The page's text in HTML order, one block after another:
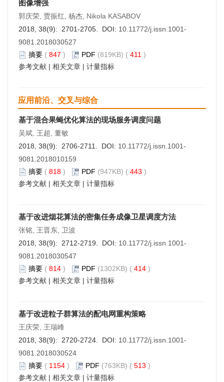
图像增强
郭庆荣, 贾振红, 杨杰, Nikola KASABOV
2018, 38(9): 2701-2705. DOI: 10.11772/j.issn.1001-
9081.2018030527
摘要 ( 847 ) PDF (819KB) ( 411 )
参考文献 | 相关文章 | 计量指标
应用前沿、交叉与综合
基于混合果蝇优化算法的现场服务调度问题
吴斌, 王超, 董敏
2018, 38(9): 2706-2711. DOI: 10.11772/j.issn.1001-
9081.2018010159
摘要 ( 818 ) PDF (947KB) ( 443 )
参考文献 | 相关文章 | 计量指标
基于改进烟花算法的密集任务成像卫星调度方法
张铭, 王晋东, 卫波
2018, 38(9): 2712-2719. DOI: 10.11772/j.issn.1001-
9081.2018030547
摘要 ( 814 ) PDF (1302KB) ( 414 )
参考文献 | 相关文章 | 计量指标
基于改进粒子群算法的配电网重构策略
王庆荣, 王瑞峰
2018, 38(9): 2720-2724. DOI: 10.11772/j.issn.1001-
9081.2018030524
摘要 ( 1154 ) PDF (763KB) ( 513 )
参考文献 | 相关文章 | 计量指标